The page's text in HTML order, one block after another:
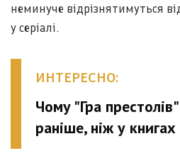
неминуче відрізнятимуться
у серіалі.
ИНТЕРЕСНО:
Чому "Гра
раніше, ніж у книгах